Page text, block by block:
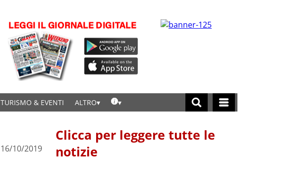
TURISMO & EVENTI ALTRO
16/10/2019
Clicca per leggere tutte le
notizie